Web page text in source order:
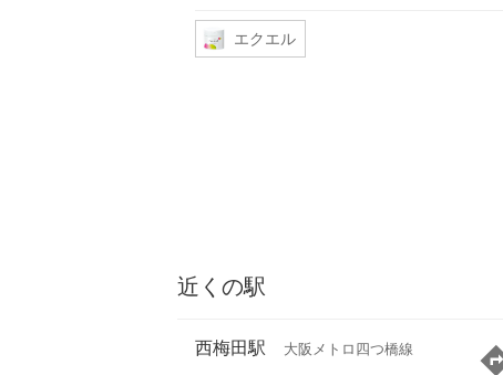
エクエル
近くの駅
西梅田駅 大阪メトロ四つ橋線